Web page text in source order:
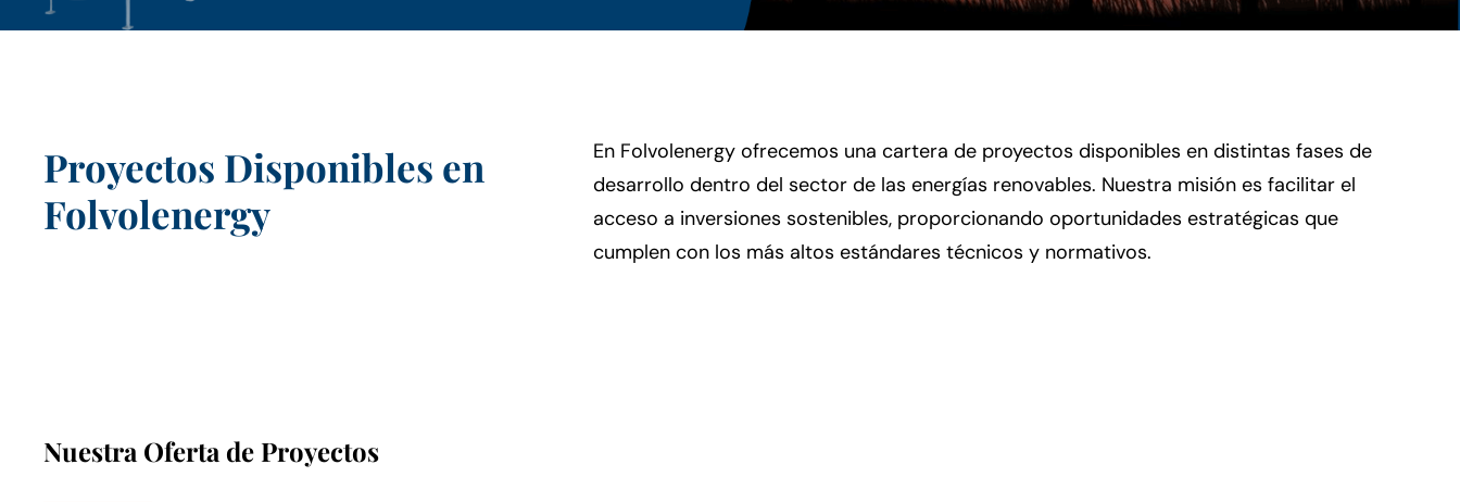
Proyectos Disponibles en
Folvolenergy
En Folvolenergy ofrecemos una cartera de proyectos disponibles en distintas fases de
desarrollo dentro del sector de las energías renovables. Nuestra misión es facilitar el
acceso a inversiones sostenibles, proporcionando oportunidades estratégicas que
cumplen con los más altos estándares técnicos y normativos.
Nuestra Oferta de Proyectos